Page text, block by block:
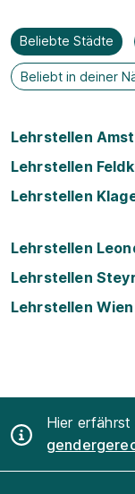
Beliebte Städte
Beliebt in deiner
Lehrstellen
Lehrstellen
Lehrstellen
Lehrstellen
Lehrstellen
Lehrstellen Wien
Hier erfährst